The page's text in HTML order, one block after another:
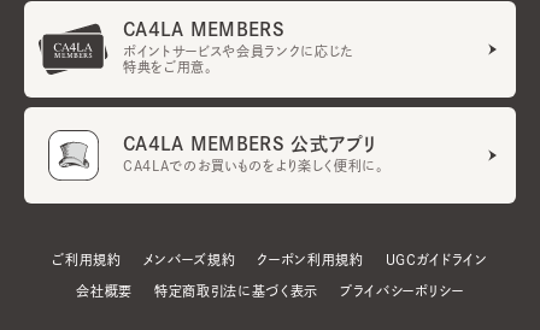
CA4LA MEMBERS
ポイントサービスや会員ランクに応じた
特典をご用意。
CA4LA MEMBERS 公式アプリ
CA4LAでのお買いものをより楽しく便利に。
ご利用規約 メンバーズ規約 クーポン利用規約 UGCガイドライン
会社概要 特定商取引法に基づく表示 プライバシーポリシー